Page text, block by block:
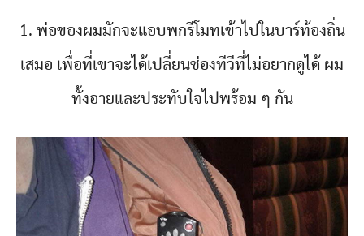
1. พ่อของผมมักจะแอบพกรีโมทเข้าไปในบาร์ท้องถิ่น
เสมอ เพื่อที่เขาจะได้เปลี่ยนช่องทีวีที่ไม่อยากดูได้ ผม
ทั้งอายและประทับใจไปพร้อม ๆ กัน